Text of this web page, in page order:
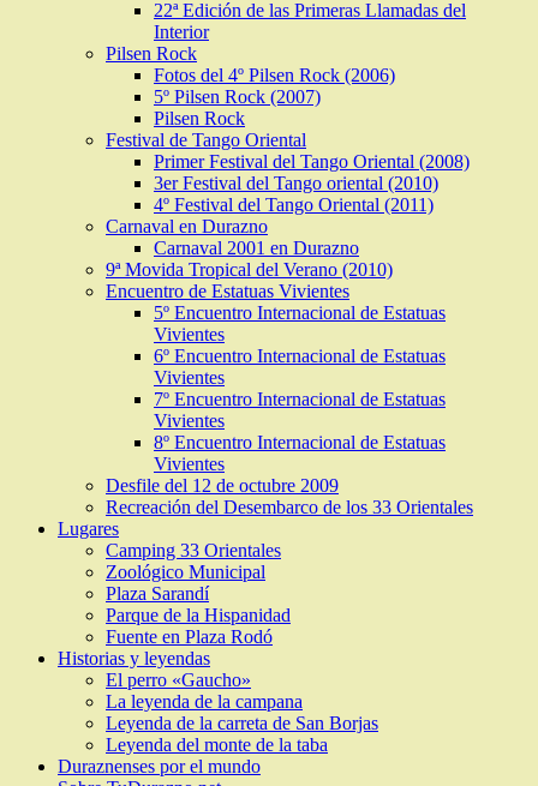
22ª Edición de las Primeras Llamadas del
Interior
Pilsen Rock
Fotos del 4º Pilsen Rock (2006)
5º Pilsen Rock (2007)
Pilsen Rock
Festival de Tango Oriental
Primer Festival del Tango Oriental (2008)
3er Festival del Tango oriental (2010)
4º Festival del Tango Oriental (2011)
Carnaval en Durazno
Carnaval 2001 en Durazno
9ª Movida Tropical del Verano (2010)
Encuentro de Estatuas Vivientes
5º Encuentro Internacional de Estatuas
Vivientes
6º Encuentro Internacional de Estatuas
Vivientes
7º Encuentro Internacional de Estatuas
Vivientes
8º Encuentro Internacional de Estatuas
Vivientes
Desfile del 12 de octubre 2009
Recreación del Desembarco de los 33 Orientales
Lugares
Camping 33 Orientales
Zoológico Municipal
Plaza Sarandí
Parque de la Hispanidad
Fuente en Plaza Rodó
Historias y leyendas
El perro «Gaucho»
La leyenda de la campana
Leyenda de la carreta de San Borjas
Leyenda del monte de la taba
Duraznenses por el mundo